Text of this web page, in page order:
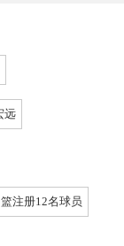
远
注册12名球员